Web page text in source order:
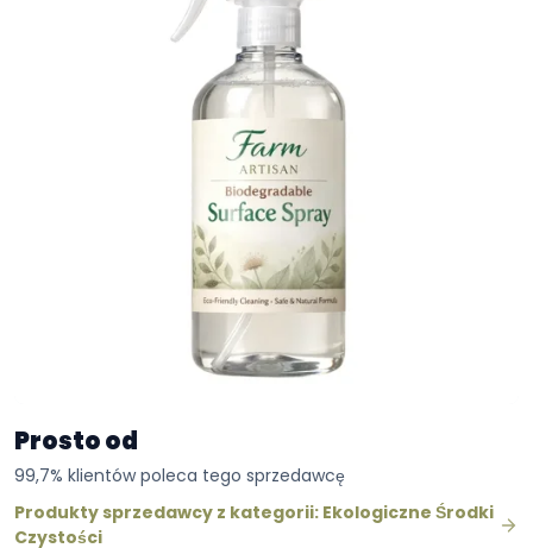
Prosto od
99,7% klientów poleca tego sprzedawcę
Produkty sprzedawcy z kategorii: Ekologiczne Środki
Czystości